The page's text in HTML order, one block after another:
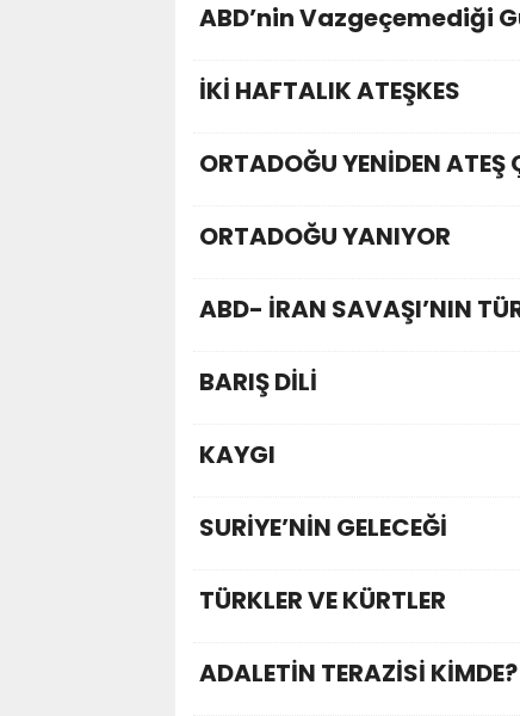
ABD’nin Vazgeçemediği
İKİ HAFTALIK ATEŞKES
ORTADOĞU YENİDEN ATEŞ
ORTADOĞU YANIYOR
ABD- İRAN SAVAŞI’NIN
BARIŞ DİLİ
KAYGI
SURİYE’NİN GELECEĞİ
TÜRKLER VE KÜRTLER
ADALETİN TERAZİSİ KİMDE?